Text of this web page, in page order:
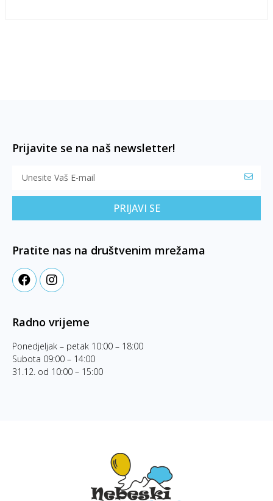
Prijavite se na naš newsletter!
PRIJAVI SE
Pratite nas na društvenim mrežama
Radno vrijeme
Ponedjeljak – petak 10:00 – 18:00
Subota 09:00 – 14:00
31.12. od 10:00 – 15:00